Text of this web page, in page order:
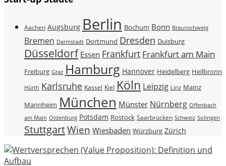
Aachen Augsburg Berlin Bochum Bonn Braunschweig
Bremen Darmstadt Dortmund Dresden Duisburg
Düsseldorf Essen Frankfurt Frankfurt am Main
Freiburg Graz Hamburg Hannover Heidelberg Heilbronn
Hürth Karlsruhe Kassel Kiel Köln Leipzig Linz Mainz
Mannheim München Münster Nürnberg Offenbach
am Main Oldenburg Potsdam Rostock Saarbrücken Schweiz Solingen
StuttgartWien Wiesbaden Würzburg Zürich